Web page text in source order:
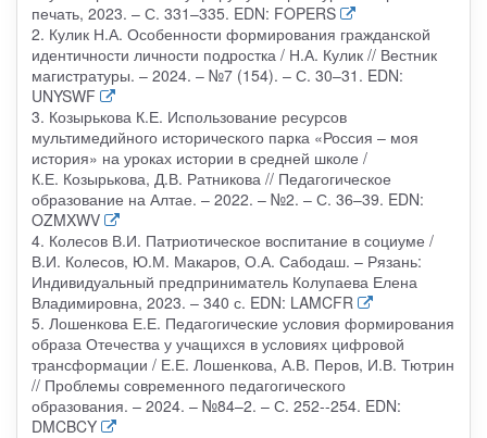
печать, 2023. – С. 331–335. EDN: FOPERS
2. Кулик Н.А. Особенности формирования гражданской
идентичности личности подростка / Н.А. Кулик // Вестник
магистратуры. – 2024. – №7 (154). – С. 30–31. EDN:
UNYSWF
3. Козырькова К.Е. Использование ресурсов
мультимедийного исторического парка «Россия – моя
история» на уроках истории в средней школе /
К.Е. Козырькова, Д.В. Ратникова // Педагогическое
образование на Алтае. – 2022. – №2. – С. 36–39. EDN:
OZMXWV
4. Колесов В.И. Патриотическое воспитание в социуме /
В.И. Колесов, Ю.М. Макаров, О.А. Сабодаш. – Рязань:
Индивидуальный предприниматель Колупаева Елена
Владимировна, 2023. – 340 с. EDN: LAMCFR
5. Лошенкова Е.Е. Педагогические условия формирования
образа Отечества у учащихся в условиях цифровой
трансформации / Е.Е. Лошенкова, А.В. Перов, И.В. Тютрин
// Проблемы современного педагогического
образования. – 2024. – №84–2. – С. 252--254. EDN:
DMCBCY